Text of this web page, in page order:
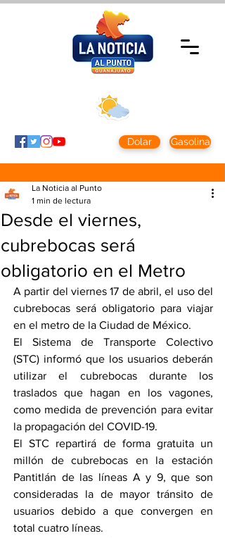
Dolar Gasolina
Desde el viernes,
cubrebocas será
obligatorio en el Metro
La Noticia al Punto
1 min de lectura
A partir del viernes 17 de abril, el uso del
cubrebocas será obligatorio para viajar
en el metro de la Ciudad de México.
El Sistema de Transporte Colectivo
(STC) informó que los usuarios deberán
utilizar el cubrebocas durante los
traslados que hagan en los vagones,
como medida de prevención para evitar
la propagación del COVID-19.
El STC repartirá de forma gratuita un
millón de cubrebocas en la estación
Pantitlán de las líneas A y 9, que son
consideradas la de mayor tránsito de
usuarios debido a que convergen en
total cuatro líneas.